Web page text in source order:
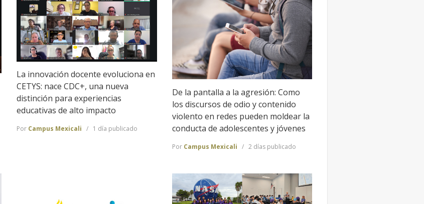
La innovación docente evoluciona en
CETYS: nace CDC+, una nueva
distinción para experiencias
educativas de alto impacto
Por Campus Mexicali 1 día publicado
De la pantalla a la agresión: Como
los discursos de odio y contenido
violento en redes pueden moldear la
conducta de adolescentes y jóvenes
Por Campus Mexicali 2 días publicado